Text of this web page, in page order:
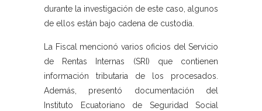
durante la investigación de este caso, algunos
de ellos están bajo cadena de custodia.
La Fiscal mencionó varios oficios del Servicio
de Rentas Internas (SRI) que contienen
información tributaria de los procesados.
Además, presentó documentación del
Instituto Ecuatoriano de Seguridad Social